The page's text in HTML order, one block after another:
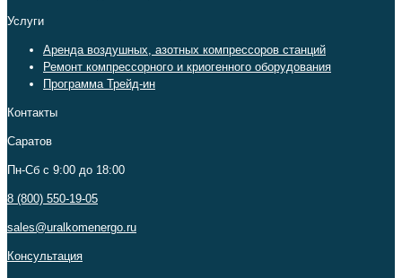
Услуги
Аренда воздушных, азотных компрессоров станций
Ремонт компрессорного и криогенного оборудования
Программа Трейд-ин
Контакты
Саратов
Пн-Сб c 9:00 до 18:00
8 (800) 550-19-05
sales@uralkomenergo.ru
Консультация